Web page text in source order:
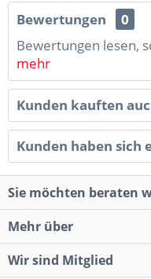
Bewertungen
0
Bewertungen lesen,
mehr
Kunden kauften
Kunden haben sich
Sie möchten beraten
Mehr über
Wir sind Mitglied